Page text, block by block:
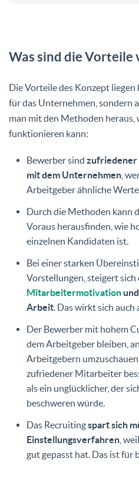
Was sind die Vorteile
Die Vorteile des Konzept
für das Unternehmen, sondern
man mit den Methoden
funktionieren kann:
Bewerber sind zufriedener
mit dem Unternehmen ,
Arbeitgeber ähnliche
Durch die Methoden kann
Voraus herausfinden, wie
einzelnen Kandidaten ist.
Bei einer starken
Vorstellungen, steigert sich
Mitarbeitermotivation
Arbeit. Das wirkt sich auch
Der Bewerber mit hohem
dem Arbeitgeber bleiben,
Arbeitgebern
zufriedener Mitarbeiter
als ein unglücklicher, der
beschweren würde.
Das Recruitingspart sich
Einstellungsverfahren ,
gut gepasst hat. Das ist für